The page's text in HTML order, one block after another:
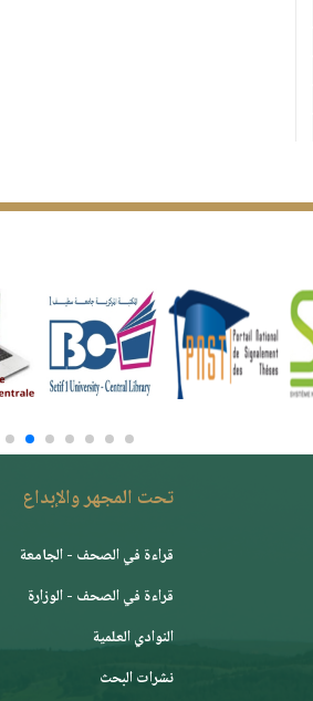
تحت المجهر والإبداع
قراءة في الصحف - الجامعة
قراءة في الصحف - الوزارة
النوادي العلمية
نشرات البحث